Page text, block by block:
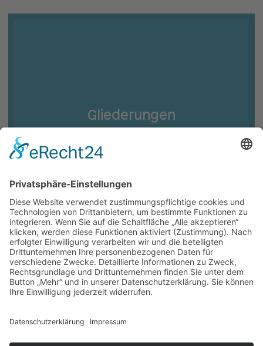
Gliederungen
Unsere Ministerpräsidentin: Anke
Rehlinger.